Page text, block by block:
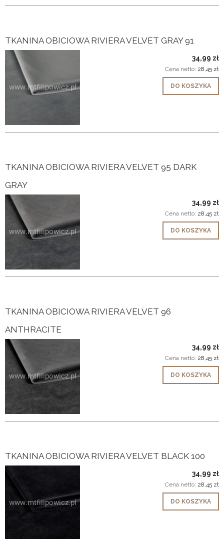
TKANINA OBICIOWA RIVIERA VELVET GRAY 91
34,99 zł
Cena netto: 28,45 zł
DO KOSZYKA
TKANINA OBICIOWA RIVIERA VELVET 95 DARK
GRAY
34,99 zł
Cena netto: 28,45 zł
DO KOSZYKA
TKANINA OBICIOWA RIVIERA VELVET 96
ANTHRACITE
34,99 zł
Cena netto: 28,45 zł
DO KOSZYKA
TKANINA OBICIOWA RIVIERA VELVET BLACK 100
34,99 zł
Cena netto: 28,45 zł
DO KOSZYKA